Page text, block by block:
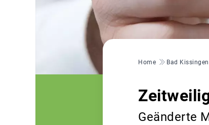
Pfadnavigation
Home Bad Kissingen
Geänderte